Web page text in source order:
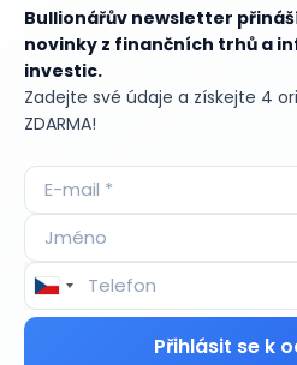
Bullionářův newsletter
novinky z finančních trhů a
investic.
Zadejte své údaje a získejte 4
ZDARMA!
Přihlásit se k
Aktuální